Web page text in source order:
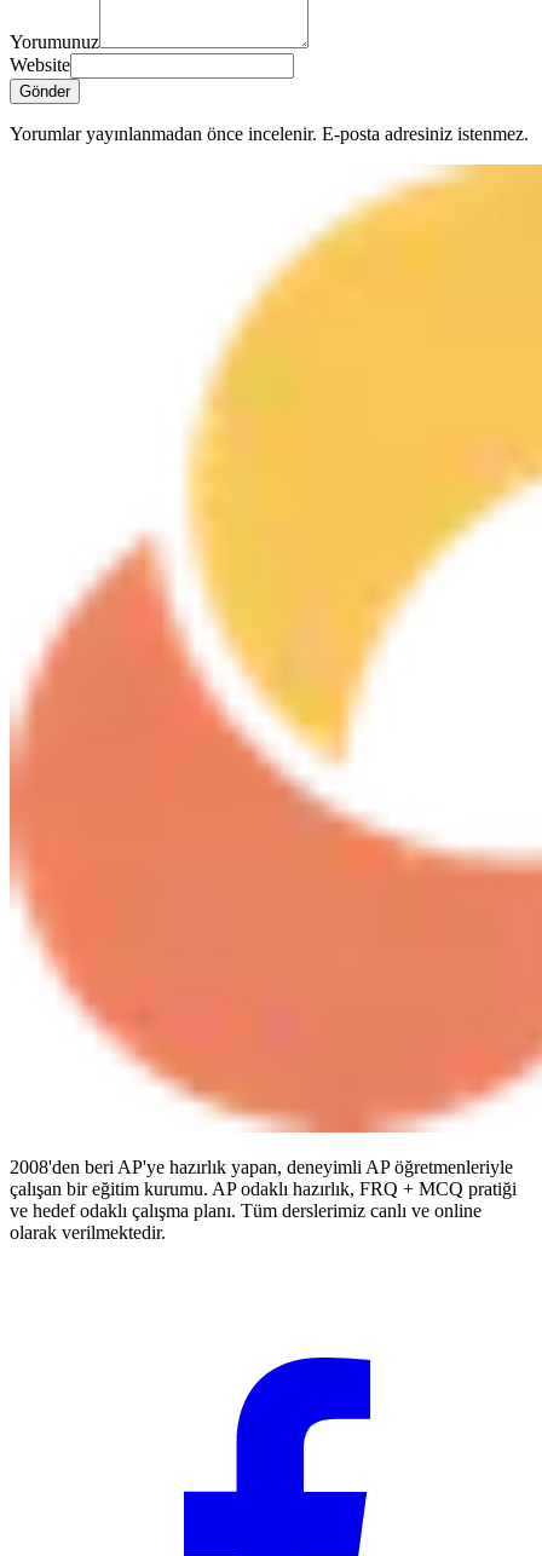
Yorumunuz
Website
Gönder
Yorumlar yayınlanmadan önce incelenir. E-posta adresiniz istenmez.
2008'den beri AP'ye hazırlık yapan, deneyimli AP öğretmenleriyle
çalışan bir eğitim kurumu. AP odaklı hazırlık, FRQ + MCQ pratiği
ve hedef odaklı çalışma planı. Tüm derslerimiz canlı ve online
olarak verilmektedir.